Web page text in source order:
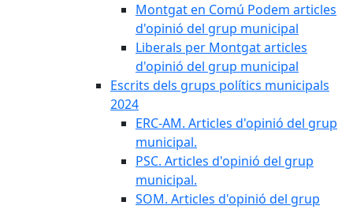
Montgat en Comú Podem articles
d'opinió del grup municipal
Liberals per Montgat articles
d'opinió del grup municipal
Escrits dels grups polítics municipals
2024
ERC-AM. Articles d'opinió del grup
municipal.
PSC. Articles d'opinió del grup
municipal.
SOM. Articles d'opinió del grup